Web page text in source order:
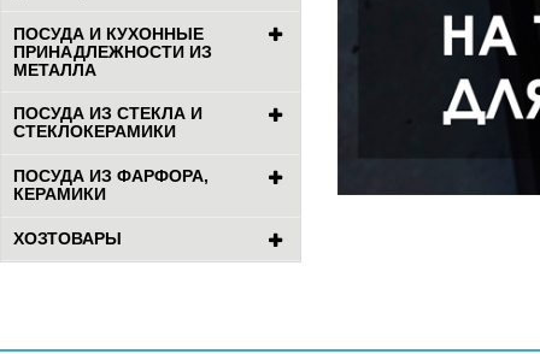
ПОСУДА И КУХОННЫЕ
ПРИНАДЛЕЖНОСТИ ИЗ
МЕТАЛЛА
ПОСУДА ИЗ СТЕКЛА И
СТЕКЛОКЕРАМИКИ
ПОСУДА ИЗ ФАРФОРА,
КЕРАМИКИ
ХОЗТОВАРЫ